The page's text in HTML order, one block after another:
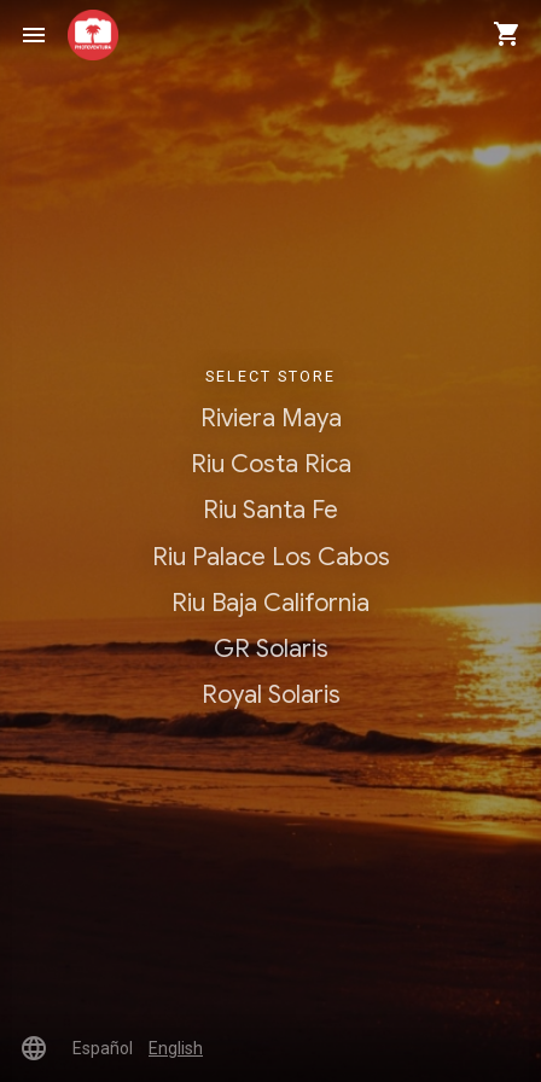
menu shopping_cart
SELECT STORE
Riviera Maya
Riu Costa Rica
Riu Santa Fe
Riu Palace Los Cabos
Riu Baja California
GR Solaris
Royal Solaris
language Español English